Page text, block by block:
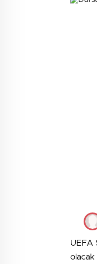
UEFA
olacak